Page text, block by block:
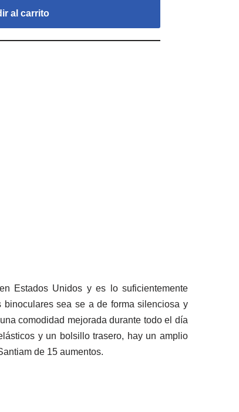
al carrito
Estados Unidos y es lo suficientemente
sea se a de forma silenciosa y
comodidad mejorada durante todo el día
y un bolsillo trasero, hay un amplio
de 15 aumentos.